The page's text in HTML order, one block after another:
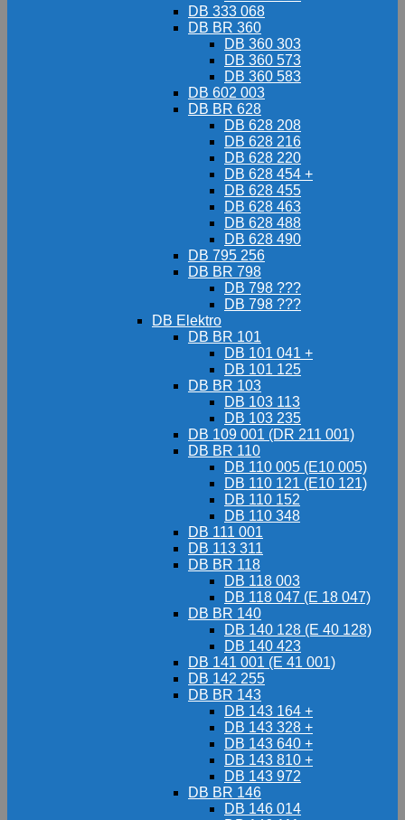
DB 333 068
DB BR 360
DB 360 303
DB 360 573
DB 360 583
DB 602 003
DB BR 628
DB 628 208
DB 628 216
DB 628 220
DB 628 454 +
DB 628 455
DB 628 463
DB 628 488
DB 628 490
DB 795 256
DB BR 798
DB 798 ???
DB 798 ???
DB Elektro
DB BR 101
DB 101 041 +
DB 101 125
DB BR 103
DB 103 113
DB 103 235
DB 109 001 (DR 211 001)
DB BR 110
DB 110 005 (E10 005)
DB 110 121 (E10 121)
DB 110 152
DB 110 348
DB 111 001
DB 113 311
DB BR 118
DB 118 003
DB 118 047 (E 18 047)
DB BR 140
DB 140 128 (E 40 128)
DB 140 423
DB 141 001 (E 41 001)
DB 142 255
DB BR 143
DB 143 164 +
DB 143 328 +
DB 143 640 +
DB 143 810 +
DB 143 972
DB BR 146
DB 146 014